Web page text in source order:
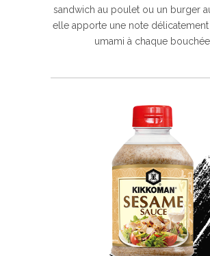
sandwich au poulet ou un burger
elle apporte une note délicatement
umami à chaque bouchée.